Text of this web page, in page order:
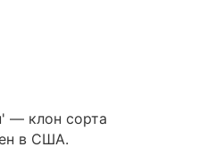
— клон сорта
в США.